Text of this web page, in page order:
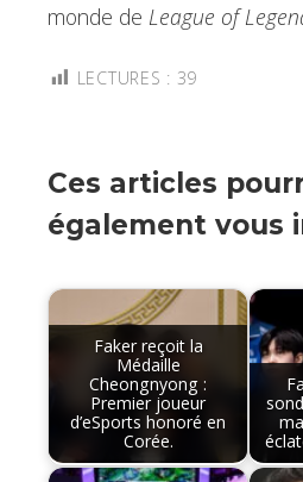
monde de League of
LECTURES : 39
Ces articles
également vous
Faker reçoit la
Médaille
Cheongnyong :
Premier joueur
d’eSports honoré en
Corée.